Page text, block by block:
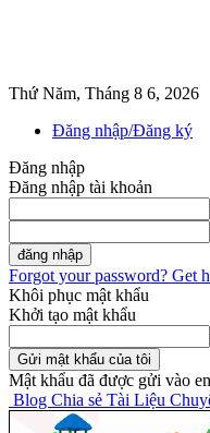
Thứ Năm, Tháng 8 6, 2026
Đăng nhập/Đăng ký
Đăng nhập
Đăng nhập tài khoản
Forgot your password? Get
Khôi phục mật khẩu
Khởi tạo mật khẩu
Mật khẩu đã được gửi vào
Blog Chia sẻ Tài Liệu